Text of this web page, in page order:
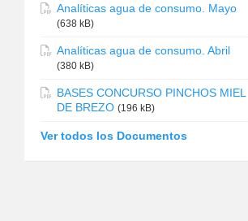
Analíticas agua de consumo. Mayo
(638 kB)
Analíticas agua de consumo. Abril
(380 kB)
BASES CONCURSO PINCHOS MIEL
DE BREZO (196 kB)
Ver todos los Documentos